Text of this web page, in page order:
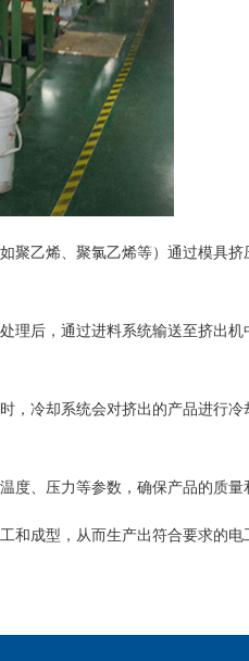
聚乙烯、聚氯乙烯等）通过模具挤
理后，通过进料系统输送至挤出机
，冷却系统会对挤出的产品进行冷
、压力等参数，确保产品的质量
成型，从而生产出符合要求的电